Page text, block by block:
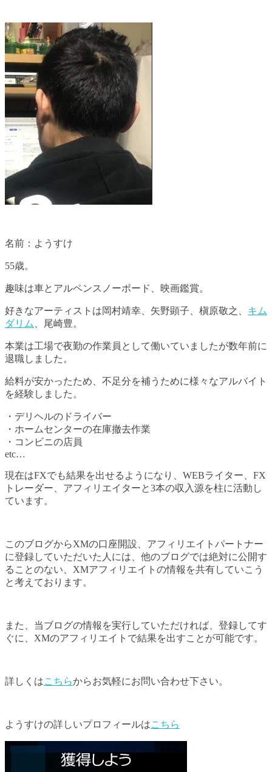
名前：ようすけ
55歳。
趣味は車とアルペンスノーボード、映画鑑賞。
好きなアーティストは岡村靖幸、矢野顕子、槇原敬之、 キム
ダリム
、尾崎豊。
本業は工場で夜勤の作業員として働いていましたが数年前に
退職しました。
給料が安かったため、不足分を補うために様々なアルバイト
を経験しました。
・デリヘルのドライバー
・ホームセンターの在庫撤去作業
・コンビニの店員
etc…
現在はFXでも結果を出せるようになり、WEBライター、FX
トレーダー、アフィリエイターと3本の収入源を柱に活動し
ています。
このブログからXMの口座開設、アフィリエイトパートナー
に登録していただいた人には、他のブログでは絶対に公開す
ることのない、XMアフィリエイトの情報を共有していこう
と考えております。
また、当ブログの情報を実行していただければ、登録してす
ぐに、XMのアフィリエイトで結果を出すことが可能です。
詳しくはこちらからお気軽にお問い合わせ下さい。
ようすけの詳しいプロフィールはこちら